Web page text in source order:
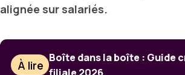
alignée sur salariés.
À lire
Boîte dans la boîte : Guide